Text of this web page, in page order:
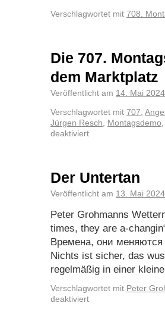
Verschlagwortet mit 708.
Die 707.
dem Marktplatz
Veröffentlicht am 14. Mai 2024
Verschlagwortet mit 707,
Jürgen Resch, Montagsdemo
deaktiviert
Der Untertan
Veröffentlicht am 13. Mai 2024
Peter Grohmanns
times, they are a-
Времена, они
Nichts ist sicher, das
regelmäßig in einer
Verschlagwortet mit Peter
deaktiviert